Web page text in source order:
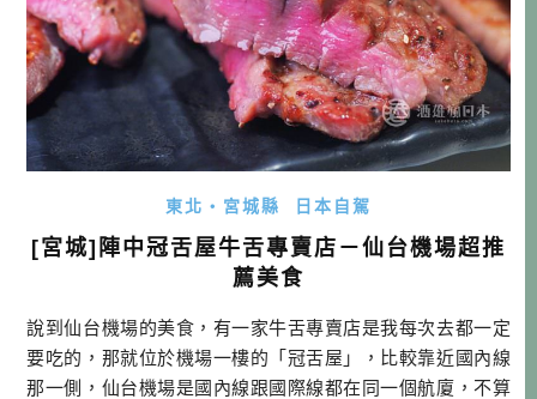
東北・宮城縣 日本自駕
[宮城]陣中冠舌屋牛舌專賣店－仙台機場超推
薦美食
說到仙台機場的美食，有一家牛舌專賣店是我每次去都一定
要吃的，那就位於機場一樓的「冠舌屋」，比較靠近國內線
那一側，仙台機場是國內線跟國際線都在同一個航廈，不算